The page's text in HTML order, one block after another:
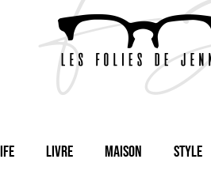
Livre Maison Style